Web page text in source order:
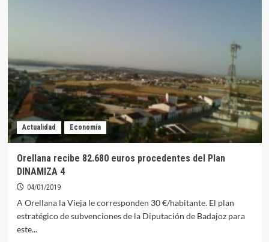
acerca
a
los
30
años
de
historia
a
de
hoy
Actualidad Economía
Orellana recibe 82.680 euros procedentes del Plan
DINAMIZA 4
04/01/2019
A Orellana la Vieja le corresponden 30 €/habitante. El plan
estratégico de subvenciones de la Diputación de Badajoz para
este...